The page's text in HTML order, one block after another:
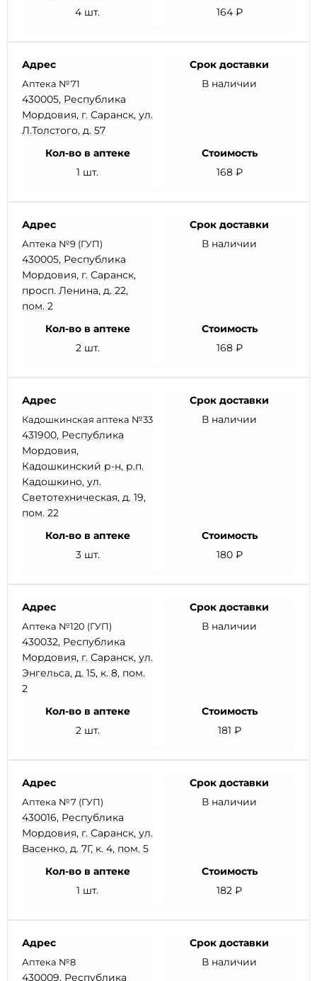
4 шт.
164 ₽
Адрес
Аптека №71
430005, Республика
Мордовия, г. Саранск, ул.
Л.Толстого, д. 57
Срок доставки
В наличии
Кол-во в аптеке
1 шт.
Стоимость
168 ₽
Адрес
Аптека №9 (ГУП)
430005, Республика
Мордовия, г. Саранск,
просп. Ленина, д. 22,
пом. 2
Срок доставки
В наличии
Кол-во в аптеке
2 шт.
Стоимость
168 ₽
Адрес
Кадошкинская аптека №33
431900, Республика
Мордовия,
Кадошкинский р-н, р.п.
Кадошкино, ул.
Светотехническая, д. 19,
пом. 22
Срок доставки
В наличии
Кол-во в аптеке
3 шт.
Стоимость
180 ₽
Адрес
Аптека №120 (ГУП)
430032, Республика
Мордовия, г. Саранск, ул.
Энгельса, д. 15, к. 8, пом.
2
Срок доставки
В наличии
Кол-во в аптеке
2 шт.
Стоимость
181 ₽
Адрес
Аптека №7 (ГУП)
430016, Республика
Мордовия, г. Саранск, ул.
Васенко, д. 7Г, к. 4, пом. 5
Срок доставки
В наличии
Кол-во в аптеке
1 шт.
Стоимость
182 ₽
Адрес
Аптека №8
430009, Республика
Срок доставки
В наличии